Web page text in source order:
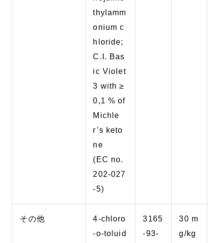
thylamm
onium c
hloride;
C.I. Bas
ic Violet
3 with ≥
0,1 % of
Michle
r’s keto
ne
(EC no.
202-027
-5)
その他
4-chloro
-o-toluid
3165
-93-
30 m
g/kg